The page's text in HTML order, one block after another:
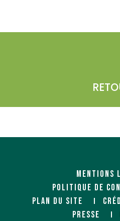
BOINET SARL
17690 ANGOULINS
BOIS ET MATERIAUX MEYER
MENTIONS
POLITIQUE DE
PLAN DU SITE
PRESSE